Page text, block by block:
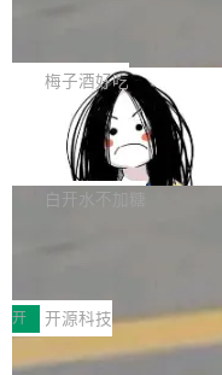
提交的编辑请求也长期处
pedia 于去年底上线，定
容的百科平台，被马斯克
维基百科的替代方案。
热门页面还是低关注度页
是这样的：配
声明 LocaleResolver、注
erceptor…五六步之后才
本。 Solon 换了个方式。
梅子酒好吃
Apache Doris 4.1 全面
支持 UPDATE、
erg V3
Apache Doris 4.1 要补齐
半。在已有查询能力的基
常维护操作，并完整支持
白开水不加糖
村国家自主创新示范区会
由中关村智联软件服务业
开 开源科技